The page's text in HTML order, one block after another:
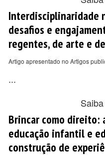
Interdisciplinaridade
desafios e
regentes, de arte e
Artigo apresentado no Artigos
...
Brincar como direito:
educação infantil e
construção de